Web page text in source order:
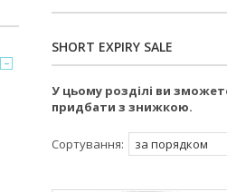
SHORT EXPIRY SALE
У цьому розділі ви
придбати з знижкою.